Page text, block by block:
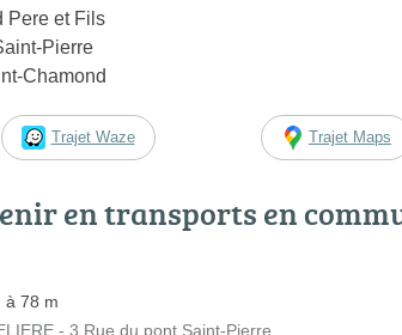
Pere et Fils
Pierre
Chamond
Trajet Waze Trajet Maps
en transports en
à 78 m
- 3 Rue du pont Saint-Pierre